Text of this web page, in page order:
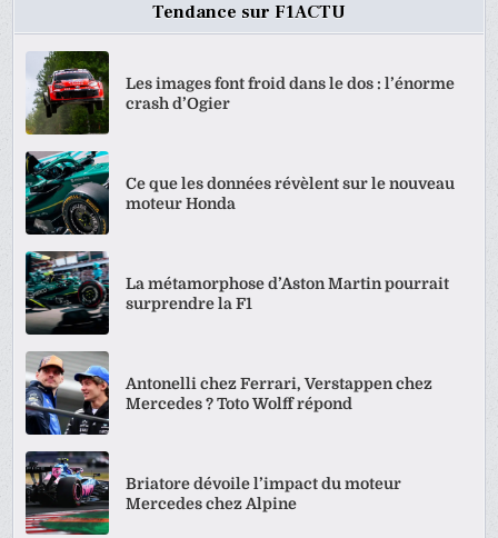
Tendance sur F1ACTU
Les images font froid dans le dos : l’énorme
crash d’Ogier
Ce que les données révèlent sur le nouveau
moteur Honda
La métamorphose d’Aston Martin pourrait
surprendre la F1
Antonelli chez Ferrari, Verstappen chez
Mercedes ? Toto Wolff répond
Briatore dévoile l’impact du moteur
Mercedes chez Alpine